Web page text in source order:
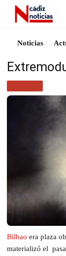
Noticias
Bilbao era plaza
materializó el